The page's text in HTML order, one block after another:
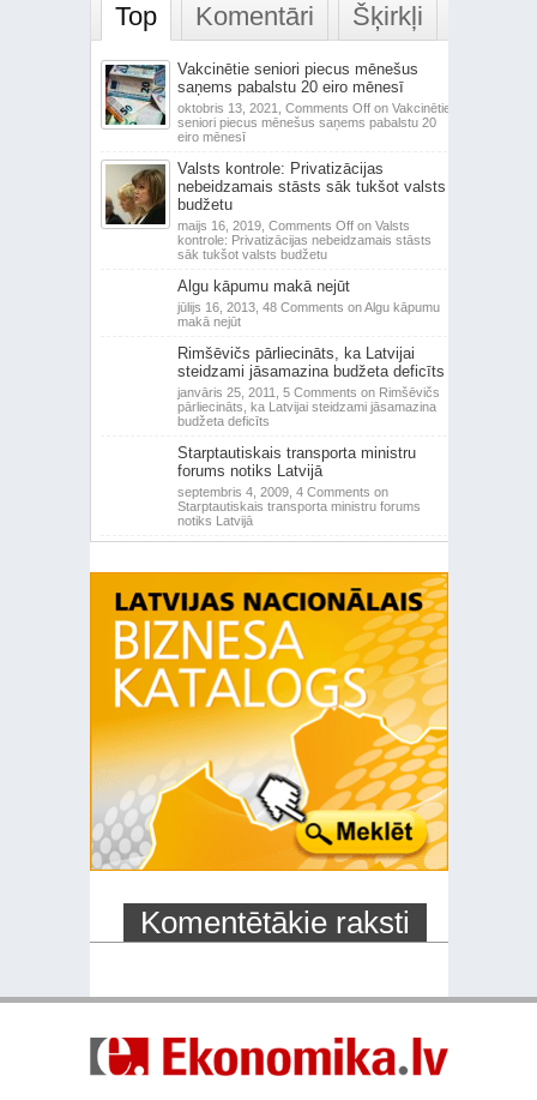
Top Komentāri Šķirkļi
Vakcinētie seniori piecus mēnešus
saņems pabalstu 20 eiro mēnesī
oktobris 13, 2021, Comments Offon Vakcinētie
seniori piecus mēnešus saņems pabalstu 20
eiro mēnesī
Valsts kontrole: Privatizācijas
nebeidzamais stāsts sāk tukšot valsts
budžetu
maijs 16, 2019, Comments Offon Valsts
kontrole: Privatizācijas nebeidzamais stāsts
sāk tukšot valsts budžetu
Algu kāpumu makā nejūt
jūlijs 16, 2013, 48 Comments on Algu kāpumu
makā nejūt
Rimšēvičs pārliecināts, ka Latvijai
steidzami jāsamazina budžeta deficīts
janvāris 25, 2011, 5 Comments on Rimšēvičs
pārliecināts, ka Latvijai steidzami jāsamazina
budžeta deficīts
Starptautiskais transporta ministru
forums notiks Latvijā
septembris 4, 2009, 4 Comments on
Starptautiskais transporta ministru forums
notiks Latvijā
Komentētākie raksti